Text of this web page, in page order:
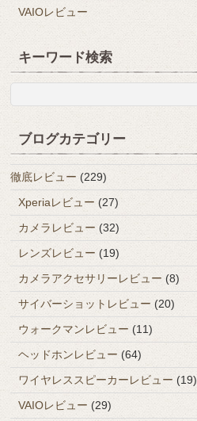
VAIOレビュー
キーワード検索
ブログカテゴリー
徹底レビュー (229)
Xperiaレビュー (27)
カメラレビュー (32)
レンズレビュー (19)
カメラアクセサリーレビュー (8)
サイバーショットレビュー (20)
ウォークマンレビュー (11)
ヘッドホンレビュー (64)
ワイヤレススピーカーレビュー (19)
VAIOレビュー (29)